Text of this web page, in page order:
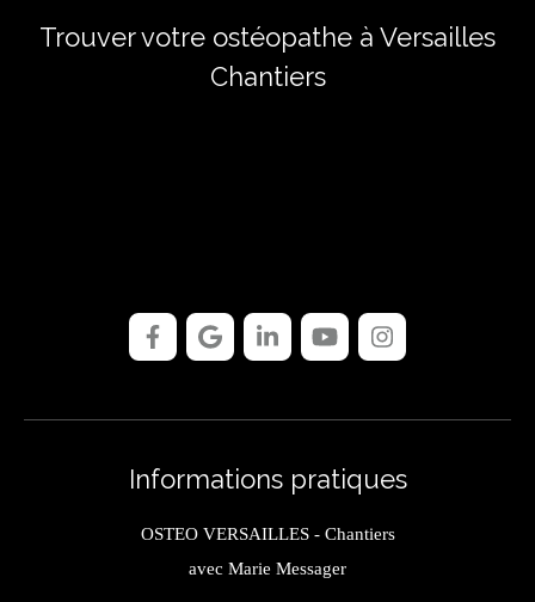
Trouver votre ostéopathe à Versailles
Chantiers
Informations pratiques
OSTEO VERSAILLES - Chantiers
avec Marie Messager